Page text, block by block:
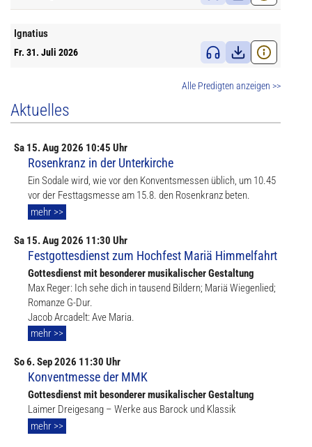
Ignatius
Fr. 31. Juli 2026
Alle Predigten anzeigen >>
Aktuelles
Sa 15. Aug 2026 10:45 Uhr
Rosenkranz in der Unterkirche
Ein Sodale wird, wie vor den Konventsmessen üblich, um 10.45
vor der Festtagsmesse am 15.8. den Rosenkranz beten.
mehr >>
Sa 15. Aug 2026 11:30 Uhr
Festgottesdienst zum Hochfest Mariä Himmelfahrt
Gottesdienst mit besonderer musikalischer Gestaltung
Max Reger: Ich sehe dich in tausend Bildern; Mariä Wiegenlied;
Romanze G-Dur.
Jacob Arcadelt: Ave Maria.
mehr >>
So6. Sep2026 11:30 Uhr
Konventmesse der MMK
Gottesdienst mit besonderer musikalischer Gestaltung
Laimer Dreigesang – Werke aus Barock und Klassik
mehr >>